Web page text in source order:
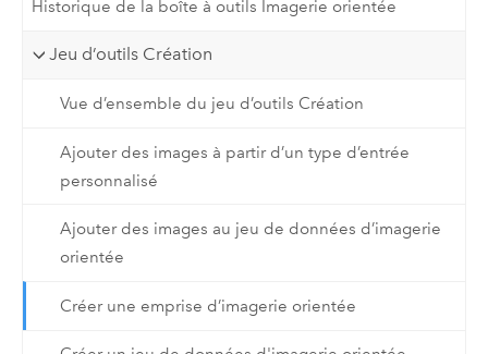
Historique de la boîte à outils Imagerie orientée
Jeu d’outils Création
Vue d’ensemble du jeu d’outils Création
Ajouter des images à partir d’un type d’entrée
personnalisé
Ajouter des images au jeu de données d’imagerie
orientée
Créer une emprise d’imagerie orientée